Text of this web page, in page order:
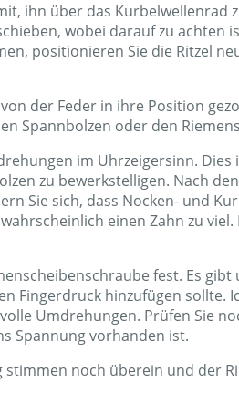
ihn über das
wobei darauf zu achten
positionieren Sie die Ritzel
der Feder in ihre Position
Spannbolzen oder den
im Uhrzeigersinn.
zu bewerkstelligen. Nach
Sie sich, dass Nocken- und
einen Zahn zu
fest. Es
Fingerdruck hinzufügen sollte.
Umdrehungen. Prüfen Sie
Spannung vorhanden ist.
noch überein und der